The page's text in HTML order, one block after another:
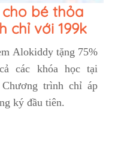
bé thỏa
chỉ với 199k
Alokiddy tặng 75%
các khóa học tại
trình chỉ áp
ký đầu tiên.